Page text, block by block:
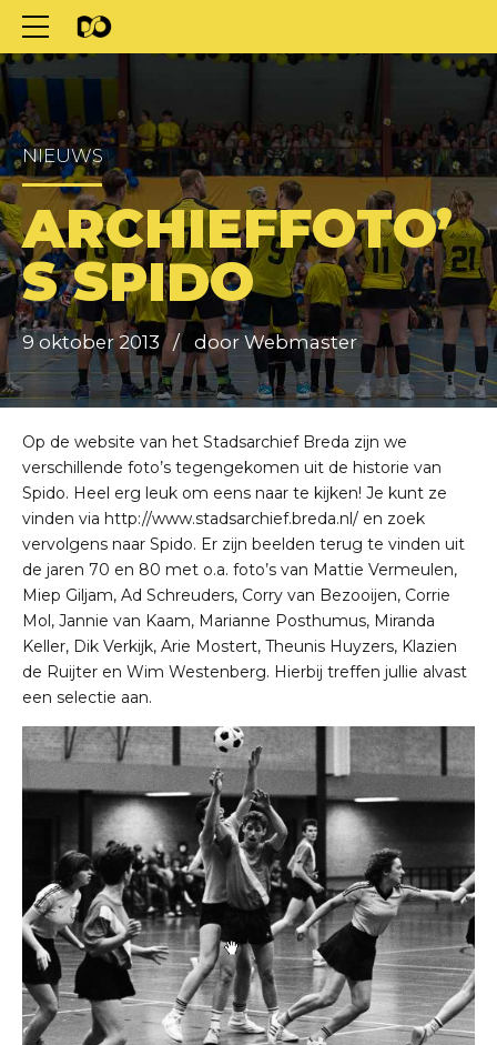
NIEUWS
ARCHIEFFOTO’
S SPIDO
9 oktober 2013 door Webmaster
Op de website van het Stadsarchief Breda zijn we
verschillende foto’s tegengekomen uit de historie van
Spido. Heel erg leuk om eens naar te kijken! Je kunt ze
vinden via http://www.stadsarchief.breda.nl/ en zoek
vervolgens naar Spido. Er zijn beelden terug te vinden uit
de jaren 70 en 80 met o.a. foto’s van Mattie Vermeulen,
Miep Giljam, Ad Schreuders, Corry van Bezooijen, Corrie
Mol, Jannie van Kaam, Marianne Posthumus, Miranda
Keller, Dik Verkijk, Arie Mostert, Theunis Huyzers, Klazien
de Ruijter en Wim Westenberg. Hierbij treffen jullie alvast
een selectie aan.